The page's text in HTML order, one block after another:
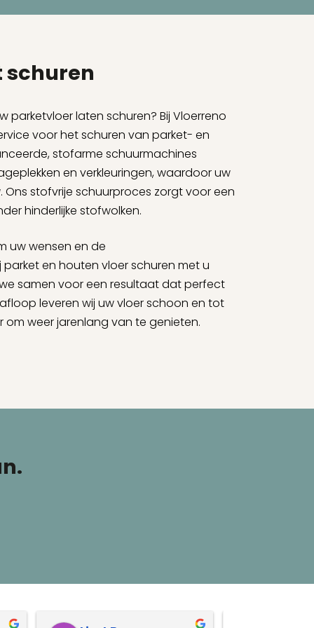
schuren
parketvloer laten schuren? Bij Vloerreno
voor het schuren van parket- en
stofarme schuurmachines
en verkleuringen, waardoor uw
Ons stofvrije schuurproces zorgt voor een
hinderlijke stofwolken.
uw wensen en de
en houten vloer schuren met u
samen voor een resultaat dat perfect
leveren wij uw vloer schoon en tot
om weer jarenlang van te genieten.